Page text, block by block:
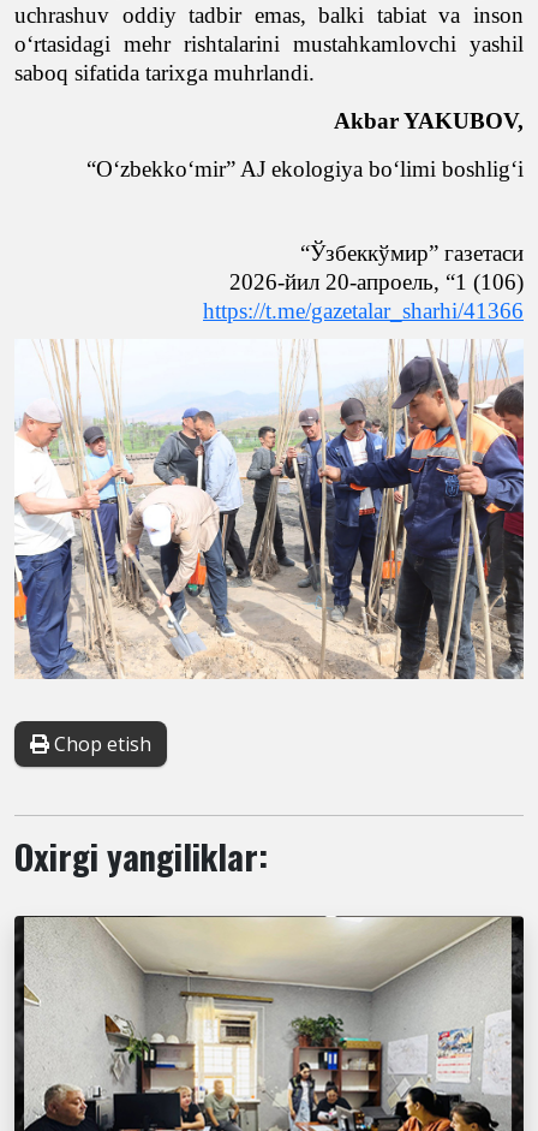
uchrashuv oddiy tadbir emas, balki tabiat va inson
o‘rtasidagi mehr rishtalarini mustahkamlovchi yashil
saboq sifatida tarixga muhrlandi.
AkbarYAKUBOV,
“O‘zbekko‘mir” AJ ekologiya bo‘limi boshlig‘i
“Ўзбеккўмир” газетаси
2026-йил 20-апроель, “1 (106)
https://t.me/gazetalar_sharhi/41366
Chop etish
Oxirgi yangiliklar: